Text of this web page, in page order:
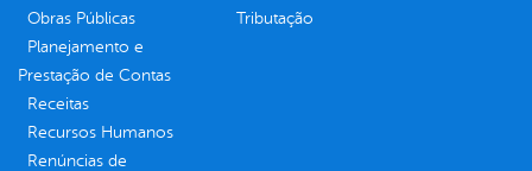
Obras Públicas
Planejamento e
Prestação de Contas
Receitas
Recursos Humanos
Renúncias de
Tributação